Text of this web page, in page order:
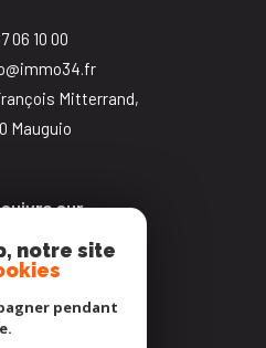
06 10 00
Mitterrand,
mauguio
sur
notre site
pendant